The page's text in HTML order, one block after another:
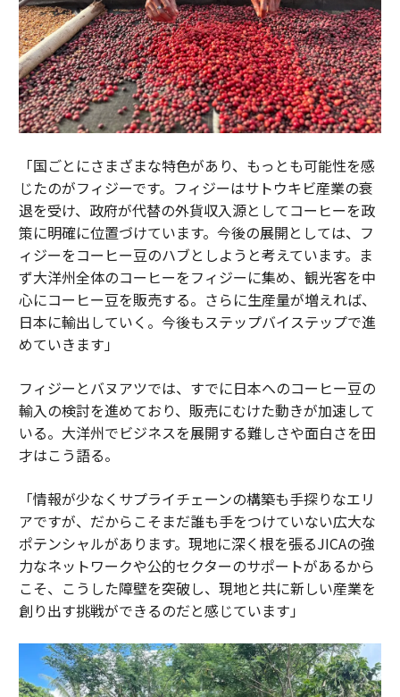
「国ごとにさまざまな特色があり、もっとも可能性を感
じたのがフィジーです。フィジーはサトウキビ産業の衰
退を受け、政府が代替の外貨収入源としてコーヒーを政
策に明確に位置づけています。今後の展開としては、フ
ィジーをコーヒー豆のハブとしようと考えています。ま
ず大洋州全体のコーヒーをフィジーに集め、観光客を中
心にコーヒー豆を販売する。さらに生産量が増えれば、
日本に輸出していく。今後もステップバイステップで進
めていきます」
フィジーとバヌアツでは、すでに日本へのコーヒー豆の
輸入の検討を進めており、販売にむけた動きが加速して
いる。大洋州でビジネスを展開する難しさや面白さを田
才はこう語る。
「情報が少なくサプライチェーンの構築も手探りなエリ
アですが、だからこそまだ誰も手をつけていない広大な
ポテンシャルがあります。現地に深く根を張るJICAの強
力なネットワークや公的セクターのサポートがあるから
こそ、こうした障壁を突破し、現地と共に新しい産業を
創り出す挑戦ができるのだと感じています」